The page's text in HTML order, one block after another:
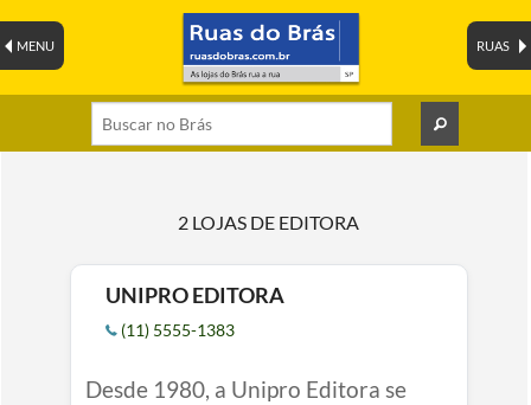
RUAS
MENU
2 LOJAS DE EDITORA
UNIPRO EDITORA
(11) 5555-1383
Desde 1980, a Unipro Editora se